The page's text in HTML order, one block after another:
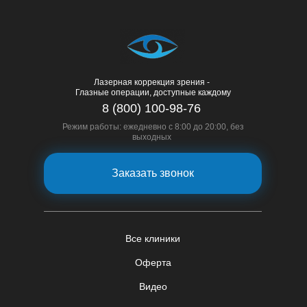
Лазерная коррекция зрения -
Глазные операции, доступные каждому
Оферта
Видео
Все клиники
8 (800) 100-98-76
Режим работы: ежедневно с 8:00 до 20:00, без
выходных
Заказать звонок